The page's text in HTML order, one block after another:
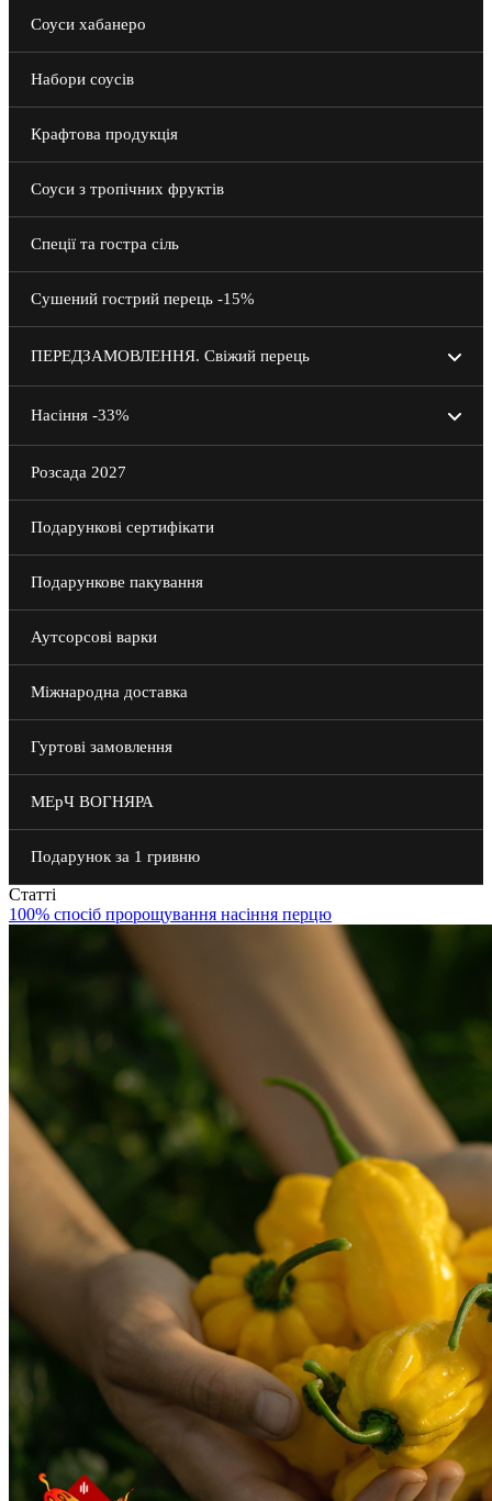
Соуси хабанеро
Набори соусів
Крафтова продукція
Соуси з тропічних фруктів
Спеції та гостра сіль
Сушений гострий перець -15%
ПЕРЕДЗАМОВЛЕННЯ. Свіжий перець
Свіжий Хабанеро
Насіння -33%
Насіння 2024 -50%
Насіння партнерів
Розсада 2027
Подарункові сертифікати
Подарункове пакування
Аутсорсові варки
Міжнародна доставка
Гуртові замовлення
МЕрЧ ВОГНЯРА
Подарунок за 1 гривню
Статті
100% спосіб пророщування насіння перцю